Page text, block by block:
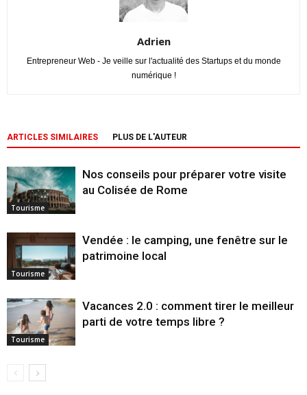
Adrien
Entrepreneur Web - Je veille sur l'actualité des Startups et du monde
numérique !
ARTICLES SIMILAIRES PLUS DE L'AUTEUR
Tourisme
Nos conseils pour préparer votre visite
au Colisée de Rome
Tourisme
Vendée : le camping, une fenêtre sur le
patrimoine local
Tourisme
Vacances 2.0 : comment tirer le meilleur
parti de votre temps libre ?